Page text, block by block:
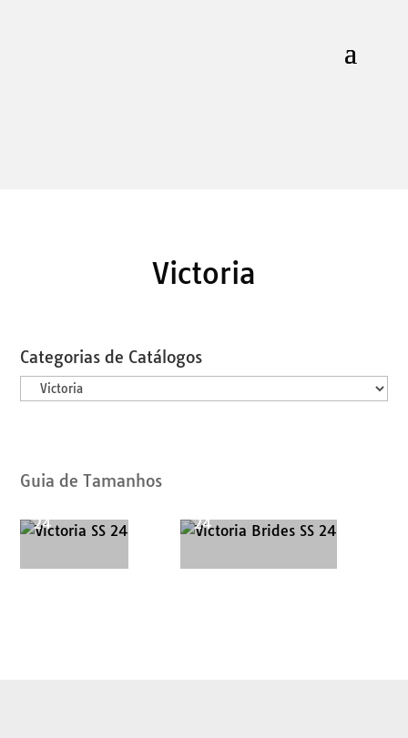
Victoria
Categorias de Catálogos
Categorias
Guia de Tamanhos
24
24